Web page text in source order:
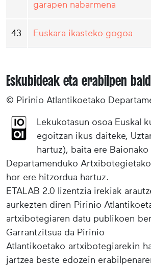
garapen nabarmena
43 Euskara ikasteko gogoa
Eskubideak eta erabilpen
© Pirinio Atlantikoetako
Lekukotasun osoa Euskal
egoitzan ikus daiteke,
hartuz), baita ere Baionako
Departamenduko
hor ere hitzordua hartuz.
ETALAB 2.0 lizentzia irekiak
aurkezten diren Pirinio
artxibotegiaren datu publikoen
Garrantzitsua da Pirinio
Atlantikoetako artxibotegiarekin
jartzea beste edozein